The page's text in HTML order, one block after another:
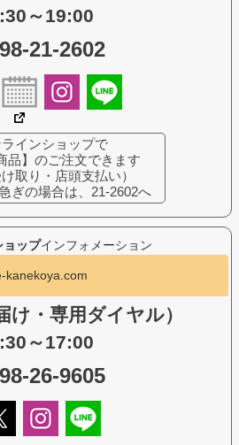
ョップインフォメーション
kanekoya.com
け・専用ダイヤル）
～17:00
26-9605
～19:00
21-2602
インショップで
品】のご注文できます
け取り・店頭支払い）
ぎの場合は、21-2602へ